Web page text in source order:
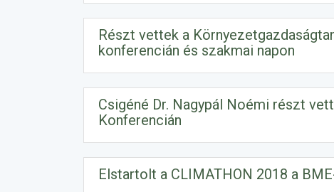
Részt vettek a
konferencián és szakmai napon
Csigéné Dr. Nagypál Noémi részt
Konferencián
Elstartolt a CLIMATHON 2018 a